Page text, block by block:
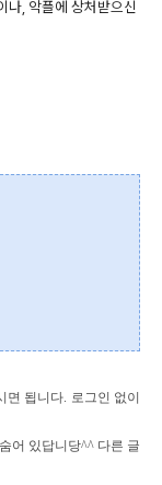
나, 악플에 상처받으신
면 됩니다. 로그인 없이
어 있답니당^^ 다른 글